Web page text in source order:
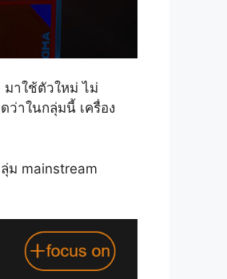
มาใช้ตัวใหม่ ไม่
ว่าในกลุ่มนี้ เครื่อง
ม mainstream